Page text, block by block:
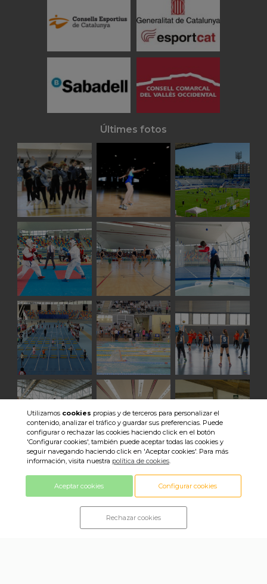
Últimes fotos
Veure totes les imatges
Utilizamos cookies propias y de terceros para personalizar el
contenido, analizar el tráfico y guardar sus preferencias. Puede
configurar o rechazar las cookies haciendo click en el botón
'Configurar cookies', también puede aceptar todas las cookies y
seguir navegando haciendo click en 'Aceptar cookies'. Para más
información, visita nuestra política de cookies.
Aceptar cookies Configurar cookies
Rechazar cookies